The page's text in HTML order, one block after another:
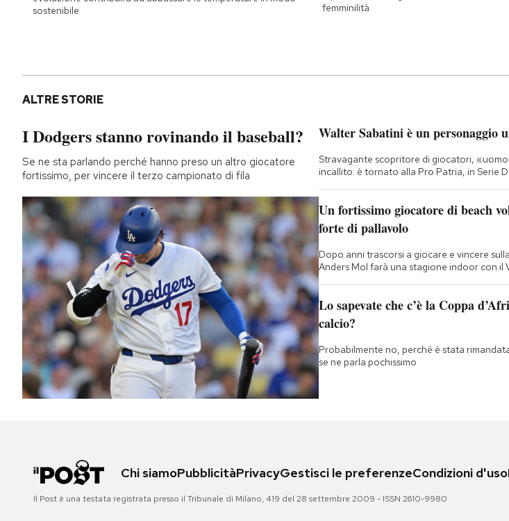
sostenibile
femminilità
ALTRE STORIE
I Dodgers stanno rovinando il baseball?
Se ne sta parlando perché hanno preso un altro giocatore
fortissimo, per vincere il terzo campionato di fila
Walter Sabatini è un personaggio
Stravagante scopritore di giocatori,
incallito: è tornato alla Pro Patria, in Serie D
Un fortissimo giocatore di beach
forte di pallavolo
Dopo anni trascorsi a giocare e vincere
Anders Mol farà una stagione indoor con il
Lo sapevate che c’è la Coppa
calcio?
Probabilmente no, perché è stata
se ne parla pochissimo
Chi siamoPubblicitàPrivacyGestisci le preferenzeCondizioni d'uso
Il Post è una testata registrata presso il Tribunale di Milano, 419 del 28 settembre 2009 - ISSN 2610-9980